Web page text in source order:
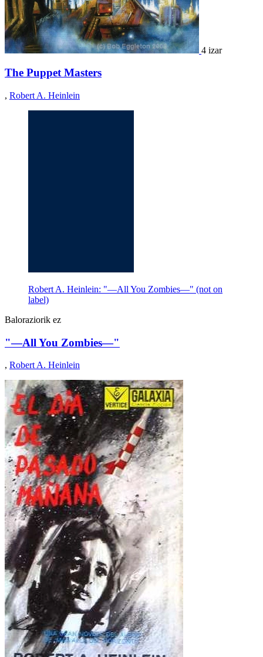
4 izar
The Puppet Masters
, Robert A. Heinlein
Robert A. Heinlein: "—All You Zombies—" (not on
label)
Baloraziorik ez
"—All You Zombies—"
, Robert A. Heinlein